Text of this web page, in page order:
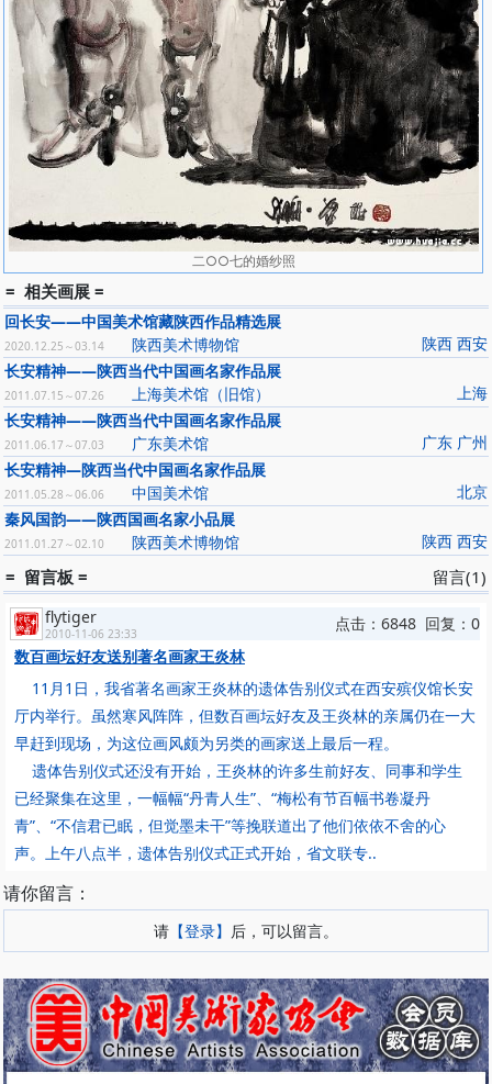
二○○七的婚纱照
= 相关画展 =
回长安——中国美术馆藏陕西作品精选展
陕西 西安
2020.12.25～03.14
陕西美术博物馆
长安精神——陕西当代中国画名家作品展
上海
2011.07.15～07.26
上海美术馆（旧馆）
长安精神——陕西当代中国画名家作品展
广东 广州
2011.06.17～07.03
广东美术馆
长安精神—陕西当代中国画名家作品展
北京
2011.05.28～06.06
中国美术馆
秦风国韵――陕西国画名家小品展
陕西 西安
2011.01.27～02.10 陕西美术博物馆
留言(1)
= 留言板 =
flytiger
2010-11-06 23:33
点击：6848 回复：0
数百画坛好友送别著名画家王炎林
11月1日，我省著名画家王炎林的遗体告别仪式在西安殡仪馆长安
厅内举行。虽然寒风阵阵，但数百画坛好友及王炎林的亲属仍在一大
早赶到现场，为这位画风颇为另类的画家送上最后一程。
遗体告别仪式还没有开始，王炎林的许多生前好友、同事和学生
已经聚集在这里，一幅幅“丹青人生”、“梅松有节百幅书卷凝丹
青”、“不信君已眠，但觉墨未干”等挽联道出了他们依依不舍的心
声。上午八点半，遗体告别仪式正式开始，省文联专..
请你留言：
请 【登录】 后，可以留言。